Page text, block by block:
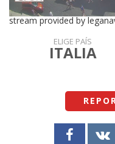
stream provided by
ELIGE PAÍS
ITALIA